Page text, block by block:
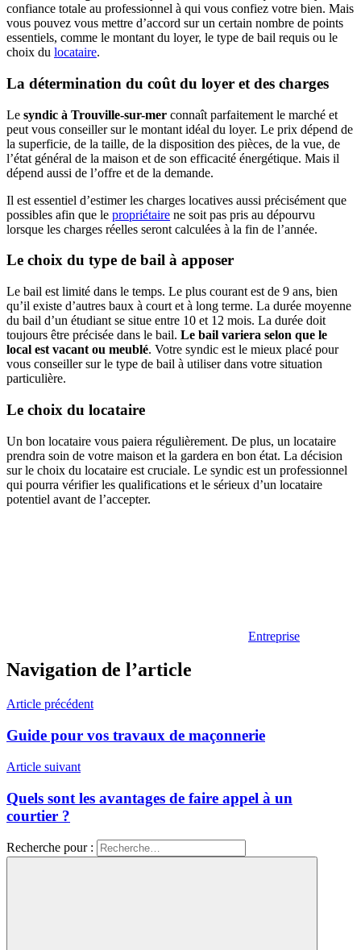
confiance totale au professionnel à qui vous confiez votre bien. Mais
vous pouvez vous mettre d’accord sur un certain nombre de points
essentiels, comme le montant du loyer, le type de bail requis ou le
choix du locataire.
La détermination du coût du loyer et des charges
Le syndic à Trouville-sur-mer connaît parfaitement le marché et
peut vous conseiller sur le montant idéal du loyer. Le prix dépend de
la superficie, de la taille, de la disposition des pièces, de la vue, de
l’état général de la maison et de son efficacité énergétique. Mais il
dépend aussi de l’offre et de la demande.
Il est essentiel d’estimer les charges locatives aussi précisément que
possibles afin que le propriétaire ne soit pas pris au dépourvu
lorsque les charges réelles seront calculées à la fin de l’année.
Le choix du type de bail à apposer
Le bail est limité dans le temps. Le plus courant est de 9 ans, bien
qu’il existe d’autres baux à court et à long terme. La durée moyenne
du bail d’un étudiant se situe entre 10 et 12 mois. La durée doit
toujours être précisée dans le bail. Le bail variera selon que le
local est vacant ou meublé. Votre syndic est le mieux placé pour
vous conseiller sur le type de bail à utiliser dans votre situation
particulière.
Le choix du locataire
Un bon locataire vous paiera régulièrement. De plus, un locataire
prendra soin de votre maison et la gardera en bon état. La décision
sur le choix du locataire est cruciale. Le syndic est un professionnel
qui pourra vérifier les qualifications et le sérieux d’un locataire
potentiel avant de l’accepter.
Entreprise
Navigation de l’article
Article précédent
Guide pour vos travaux de maçonnerie
Article suivant
Quels sont les avantages de faire appel à un
courtier ?
Recherche pour :